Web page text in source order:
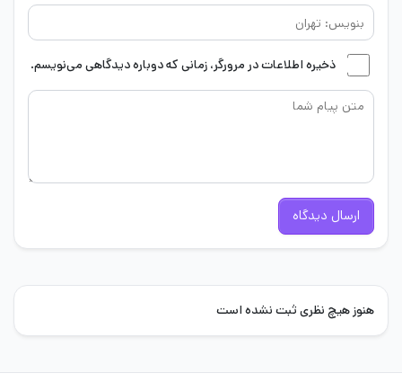
ذخیره اطلاعات در مرورگر، زمانی که دوباره دیدگاهی می‌نویسم.
ارسال دیدگاه
هنوز هیچ نظری ثبت نشده است